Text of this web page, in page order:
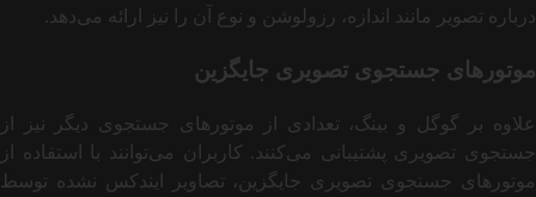
درباره تصویر مانند اندازه، رزولوشن و نوع آن را نیز ارائه می‌دهد.
موتورهای جستجوی تصویری جایگزین
علاوه بر گوگل و بینگ، تعدادی از موتورهای جستجوی دیگر نیز از
جستجوی تصویری پشتیبانی می‌کنند. کاربران می‌توانند با استفاده از
موتورهای جستجوی تصویری جایگزین، تصاویر ایندکس نشده توسط